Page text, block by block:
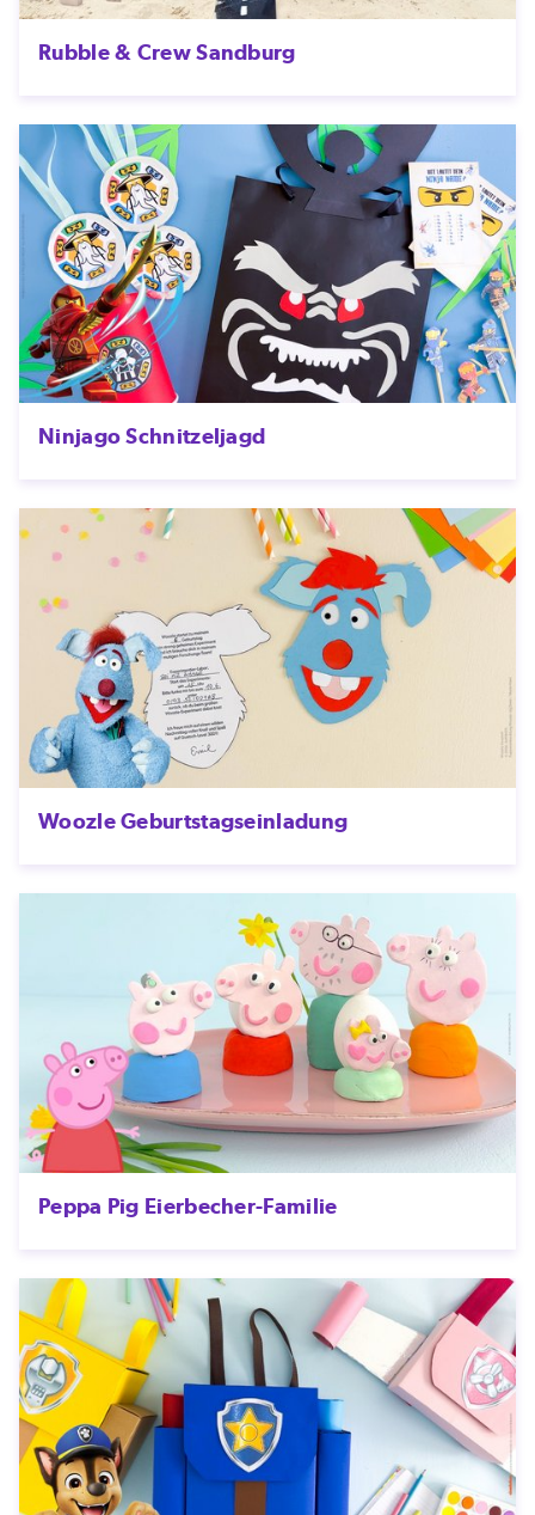
Rubble & Crew Sandburg
Ninjago Schnitzeljagd
Woozle Geburtstagseinladung
Peppa Pig Eierbecher-Familie